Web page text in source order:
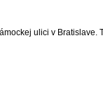
ulici v Bratislave.